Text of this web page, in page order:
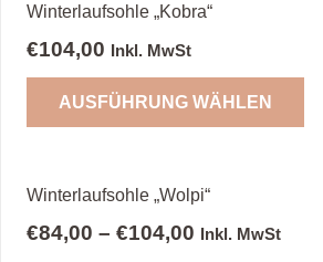
Winterlaufsohle „Kobra“
€104,00 Inkl. MwSt
AUSFÜHRUNG WÄHLEN
Winterlaufsohle „Wolpi“
€84,00 – €104,00 Inkl. MwSt